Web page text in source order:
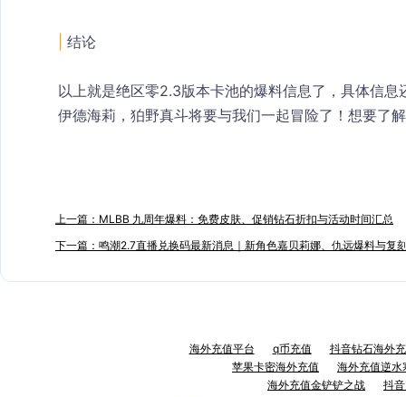
结论
以上就是绝区零2.3版本卡池的爆料信息了，具体信
伊德海莉，狛野真斗将要与我们一起冒险了！想要了
上一篇：MLBB 九周年爆料：免费皮肤、促销钻石折扣与活动时间汇总
下一篇：鸣潮2.7直播兑换码最新消息｜新角色嘉贝莉娜、仇远爆料与复
海外充值平台 q币充值
抖音钻石海外
苹果卡密海外充值
海外充值逆水
海外充值金铲铲之战
抖